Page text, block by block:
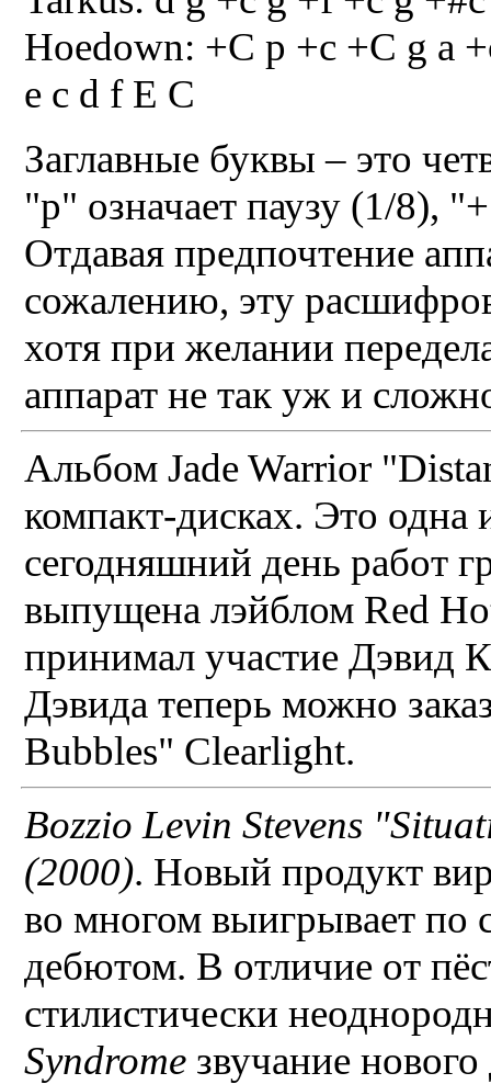
Hoedown: +C p +c +C g a
e c d f E C
Заглавные буквы – это
"р" означает паузу (1/8),
Отдавая предпочтение
сожалению, эту
хотя при желании
аппарат не так уж и
Альбом Jade Warrior
компакт-дисках. Это одна
сегодняшний день работ
выпущена лэйблом Red
принимал участие Дэвид
Дэвида теперь можно
Bubbles" Clearlight.
Bozzio Levin Stevens
(2000). Новый продукт
во многом выигрывает по
дебютом. В отличие от
стилистически
Syndrome звучание